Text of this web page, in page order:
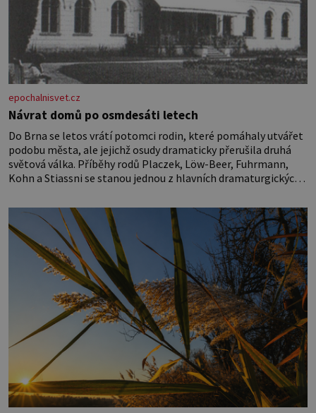
epochalnisvet.cz
Návrat domů po osmdesáti letech
Do Brna se letos vrátí potomci rodin, které pomáhaly utvářet
podobu města, ale jejichž osudy dramaticky přerušila druhá
světová válka. Příběhy rodů Placzek, Löw-Beer, Fuhrmann,
Kohn a Stiassni se stanou jednou z hlavních dramaturgických
návraty nejsou jednoduché. Místa, která si člověk pamatuje z
rodinných vyprávění, už dávno